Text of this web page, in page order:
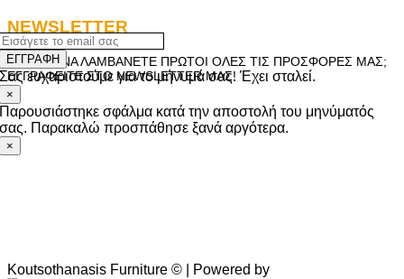
NEWSLETTER
ΘΕΛΕΤΕ ΝΑ ΛΑΜΒΑΝΕΤΕ ΠΡΩΤΟΙ ΟΛΕΣ ΤΙΣ ΠΡΟΣΦΟΡΕΣ ΜΑΣ;
ΕΓΓΡΑΦΕΙΤΕ ΣΤΟ NEWSLETTER ΜΑΣ!
ΕΓΓΡΑΦΗ
Σας ευχαριστούμε για το μήνυμά σας. Έχει σταλεί.
×
Παρουσιάστηκε σφάλμα κατά την αποστολή του μηνύματός
σας. Παρακαλώ προσπάθησε ξανά αργότερα.
×
Koutsothanasis Furniture © | Powered by